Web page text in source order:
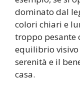
dominato dal
colori chiari e
troppo pesante
equilibrio visivo
serenità e il
casa.